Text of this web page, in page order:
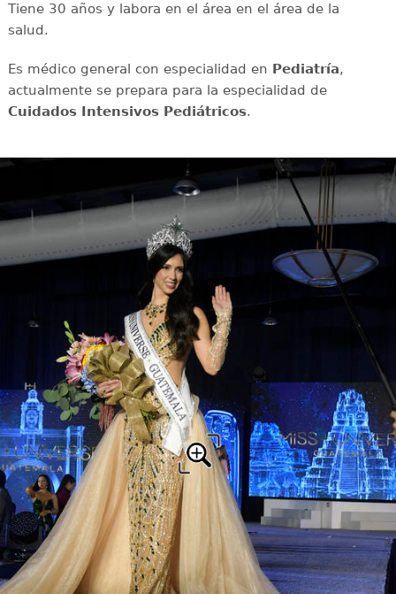
Tiene 30 años y labora en el área en el área de la
salud.
Es médico general con especialidad en Pediatría,
actualmente se prepara para la especialidad de
Cuidados Intensivos Pediátricos.